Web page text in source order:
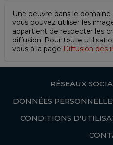
Une oeuvre dans le
vous pouvez utiliser les
appartient de respecter les
diffusion. Pour toute
vous à la page Diffusion des
RÉSEAUX
DONNÉES
CONDITIONS